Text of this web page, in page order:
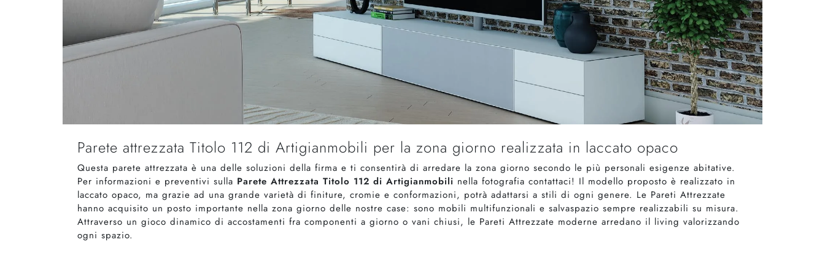
Parete attrezzata Titolo 112 di Artigianmobili per la zona giorno realizzata in laccato opaco
Questa parete attrezzata è una delle soluzioni della firma e ti consentirà di arredare la zona giorno secondo le più personali esigenze abitative.
Per informazioni e preventivi sulla Parete Attrezzata Titolo 112 di Artigianmobili nella fotografia contattaci! Il modello proposto è realizzato in
laccato opaco, ma grazie ad una grande varietà di finiture, cromie e conformazioni, potrà adattarsi a stili di ogni genere. Le Pareti Attrezzate
hanno acquisito un posto importante nella zona giorno delle nostre case: sono mobili multifunzionali e salvaspazio sempre realizzabili su misura.
Attraverso un gioco dinamico di accostamenti fra componenti a giorno o vani chiusi, le Pareti Attrezzate moderne arredano il living valorizzando
ogni spazio.